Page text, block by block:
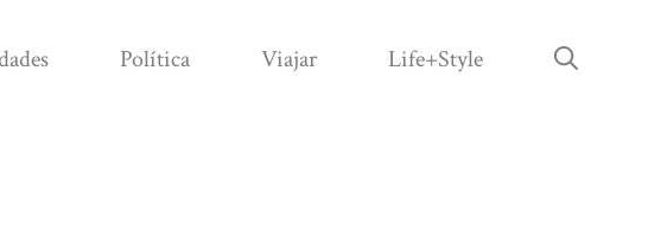
Política Viajar Life+Style